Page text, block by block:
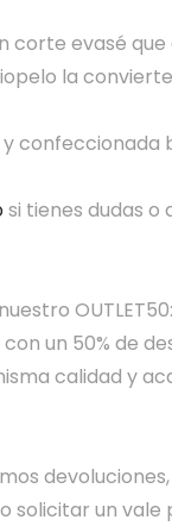
corte evasé
la
confeccionada
si tienes dudas o
un 50% de
calidad y
solicitar un